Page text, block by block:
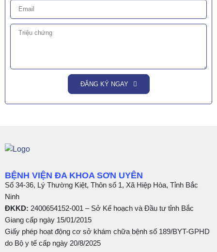
ĐĂNG KÝ NGAY
BỆNH VIỆN ĐA KHOA SƠN UYÊN
Số 34-36, Lý Thường Kiệt, Thôn số 1, Xã Hiệp Hòa, Tỉnh Bắc
Ninh
ĐKKD: 2400654152-001 – Sở Kế hoạch và Đầu tư tỉnh Bắc
Giang cấp ngày 15/01/2015
Giấy phép hoạt động cơ sở khám chữa bệnh số 189/BYT-GPHD
do Bộ y tế cấp ngày 20/8/2025